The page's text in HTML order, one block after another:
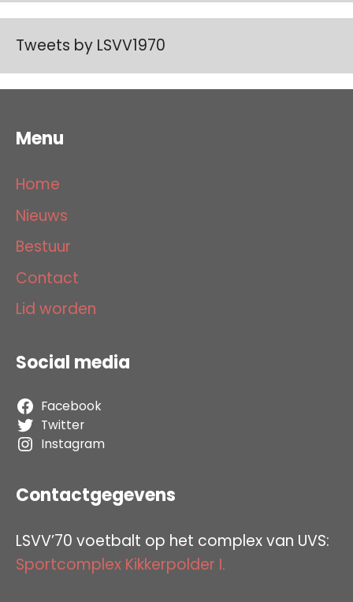
Tweets by LSVV1970
Menu
Home
Nieuws
Bestuur
Contact
Lid worden
Social media
Facebook
Twitter
Instagram
Contactgegevens
LSVV’70 voetbalt op het complex van UVS:
Sportcomplex Kikkerpolder I.